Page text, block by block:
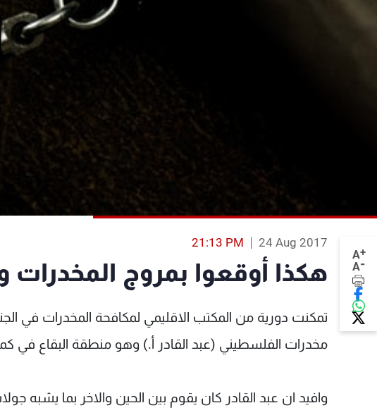
A+
A-
24 Aug 2017
21:13 PM
هكذا أوقعوا بمروج المخدرات وسائقه
تمكنت دورية من المكتب الاقليمي لمكافحة المخدرات في
مخدرات الفلسطيني (عبد القادر أ.) وهو منطقة البقاع في
وافيد ان عبد القادر كان يقوم بين الحين والاخر بما